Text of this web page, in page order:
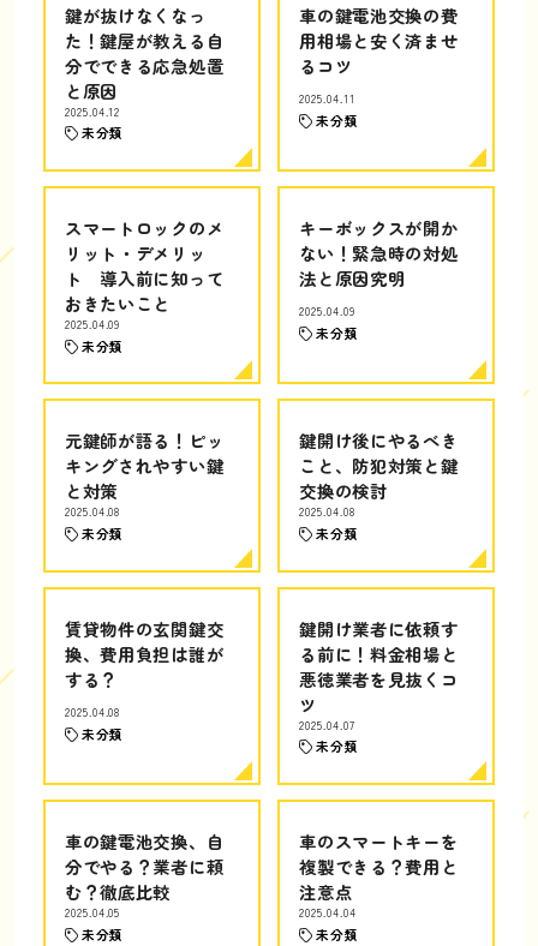
鍵が抜けなくなっ
た！鍵屋が教える自
分でできる応急処置
と原因
2025.04.12
未分類
車の鍵電池交換の費
用相場と安く済ませ
るコツ
2025.04.11
未分類
スマートロックのメ
リット・デメリッ
ト 導入前に知って
おきたいこと
2025.04.09
未分類
キーボックスが開か
ない！緊急時の対処
法と原因究明
2025.04.09
未分類
元鍵師が語る！ピッ
キングされやすい鍵
と対策
2025.04.08
未分類
鍵開け後にやるべき
こと、防犯対策と鍵
交換の検討
2025.04.08
未分類
賃貸物件の玄関鍵交
換、費用負担は誰が
する？
2025.04.08
未分類
鍵開け業者に依頼す
る前に！料金相場と
悪徳業者を見抜くコ
ツ
2025.04.07
未分類
車の鍵電池交換、自
分でやる？業者に頼
む？徹底比較
2025.04.05
未分類
車のスマートキーを
複製できる？費用と
注意点
2025.04.04
未分類